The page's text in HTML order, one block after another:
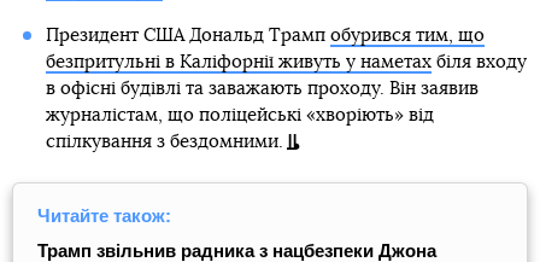
Президент США Дональд Трамп обурився тим, що
безпритульні в Каліфорнії живуть у наметахбіля входу
в офісні будівлі та заважають проходу. Він заявив
журналістам, що поліцейські «хворіють» від
спілкування з бездомними.
Читайте також:
Трамп звільнив радника з нацбезпеки Джона